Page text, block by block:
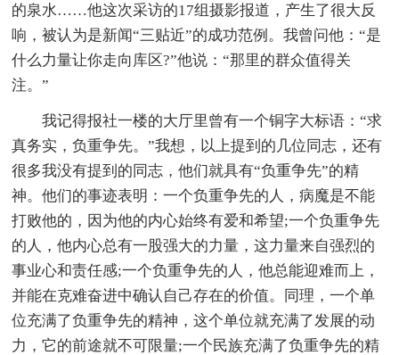
的泉水……他这次采访的17组摄影报道，产生了很大反
响，被认为是新闻“三贴近”的成功范例。我曾问他：“是
什么力量让你走向库区?”他说：“那里的群众值得关
注。”
我记得报社一楼的大厅里曾有一个铜字大标语：“求
真务实，负重争先。”我想，以上提到的几位同志，还有
很多我没有提到的同志，他们就具有“负重争先”的精
神。他们的事迹表明：一个负重争先的人，病魔是不能
打败他的，因为他的内心始终有爱和希望;一个负重争先
的人，他内心总有一股强大的力量，这力量来自强烈的
事业心和责任感;一个负重争先的人，他总能迎难而上，
并能在克难奋进中确认自己存在的价值。同理，一个单
位充满了负重争先的精神，这个单位就充满了发展的动
力，它的前途就不可限量;一个民族充满了负重争先的精